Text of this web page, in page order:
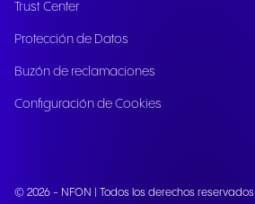
Trust Center
Protección de Datos
Buzón de reclamaciones
Configuración de Cookies
© 2026 - NFON | Todos los derechos reservados.